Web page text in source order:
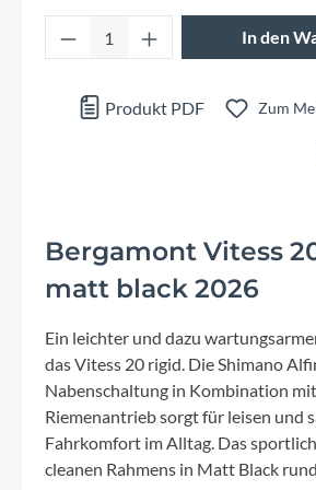
Produkt Anzahl: GibIn den
Produkt PDF Zum
Bergamont Vitess
matt black 2026
Ein leichter und dazu
das Vitess 20 rigid. Die Shimano
Nabenschaltung in Kombination
Riemenantrieb sorgt für leisen und
Fahrkomfort im Alltag. Das
cleanen Rahmens in Matt Black